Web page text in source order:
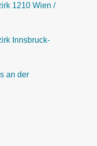
1210 Wien /
Innsbruck-
an der